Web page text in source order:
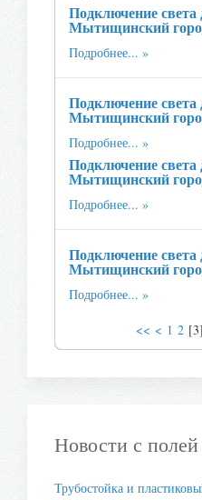
Подключение света
Мытищинский
Подробнее...
Подключение света
Мытищинский
Подробнее...
Подключение света
Мытищинский
Подробнее...
Подключение света
Мытищинский
Подробнее...
<< < 1 2 [3]
Новости с полей
Трубостойка и